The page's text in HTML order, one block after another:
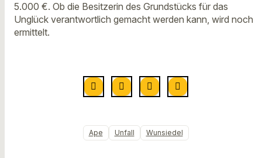
5.000 €. Ob die Besitzerin des Grundstücks für das
Unglück verantwortlich gemacht werden kann, wird noch
ermittelt.
Ape Unfall Wunsiedel